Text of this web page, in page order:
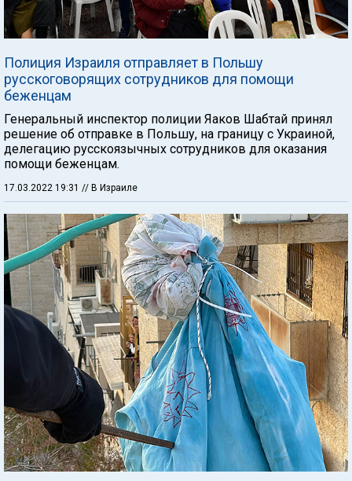
Полиция Израиля отправляет в Польшу
русскоговорящих сотрудников для помощи
беженцам
Генеральный инспектор полиции Яаков Шабтай принял
решение об отправке в Польшу, на границу с Украиной,
делегацию русскоязычных сотрудников для оказания
помощи беженцам.
17.03.2022 19:31 // В Израиле